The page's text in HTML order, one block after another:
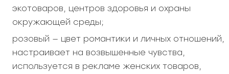
экотоваров, центров здоровья и охраны
окружающей среды;
розовый — цвет романтики и личных отношений,
настраивает на возвышенные чувства,
используется в рекламе женских товаров,